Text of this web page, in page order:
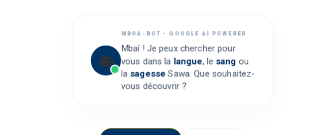
MBOA-BOT • GOOGLE AI POWERED
Mbaí ! Je peux chercher pour
vous dans la langue, le sangou
lasagesseSawa. Que souhaitez-
vous découvrir ?